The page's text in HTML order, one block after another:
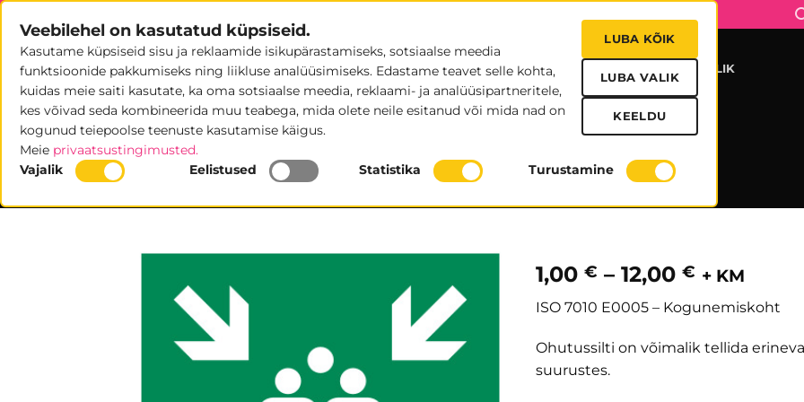
Skip
content
POOD UUDISED MEIST TRÜKIFAILID KASULIK
Kogunemiskoht
OHUTUSSILDID
1,00 € – 12,00 €
kuni
12,00 €
+ KM
ISO 7010 E0005 – Kogunemiskoht
Ohutussilti on võimalik tellida
suurustes.
Veebilehel on kasutatud küpsiseid.
Kasutame küpsiseid sisu ja reklaamide isikupärastamiseks, sotsiaalse meedia
funktsioonide pakkumiseks ning liikluse analüüsimiseks. Edastame teavet selle kohta,
kuidas meie saiti kasutate, ka oma sotsiaalse meedia, reklaami- ja analüüsipartneritele,
kes võivad seda kombineerida muu teabega, mida olete neile esitanud või mida nad on
kogunud teiepoolse teenuste kasutamise käigus.
Meie privaatsustingimusted.
LUBA KÕIK
LUBA VALIK
KEELDU
Vajalik Eelistused Statistika Turustamine